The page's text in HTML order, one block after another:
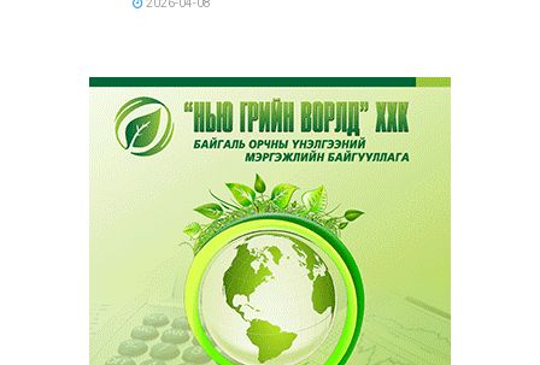
2026-04-08